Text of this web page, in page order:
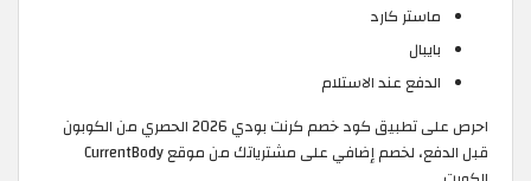
ماستر كارد
بايبال
الدفع عند الاستلام
احرص على تطبيق كود خصم كرنت بودي 2026 الحصري من الكوبون
قبل الدفع، لخصم إضافي على مشترياتك من موقع CurrentBody